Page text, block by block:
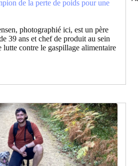
de la perte de poids pour une
photographié ici, est un père
39 ans et chef de produit au sein
lutte contre le gaspillage alimentaire